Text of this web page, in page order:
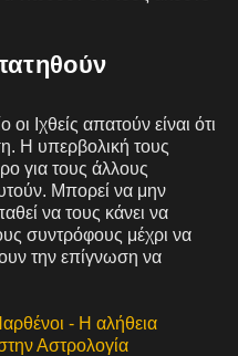
Ιχθείς απατούν είναι ότι
Η υπερβολική τους
για τους άλλους
Μπορεί να μην
να τους κάνει να
συντρόφους μέχρι να
την επίγνωση να
- Η αλήθεια
Αστρολογία